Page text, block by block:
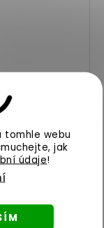
tomhle webu
jak
údaje!